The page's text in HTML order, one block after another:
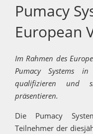
Pumacy
European
Im Rahmen des
Pumacy Systems
qualifizieren und
präsentieren.
Die Pumacy
Teilnehmer der